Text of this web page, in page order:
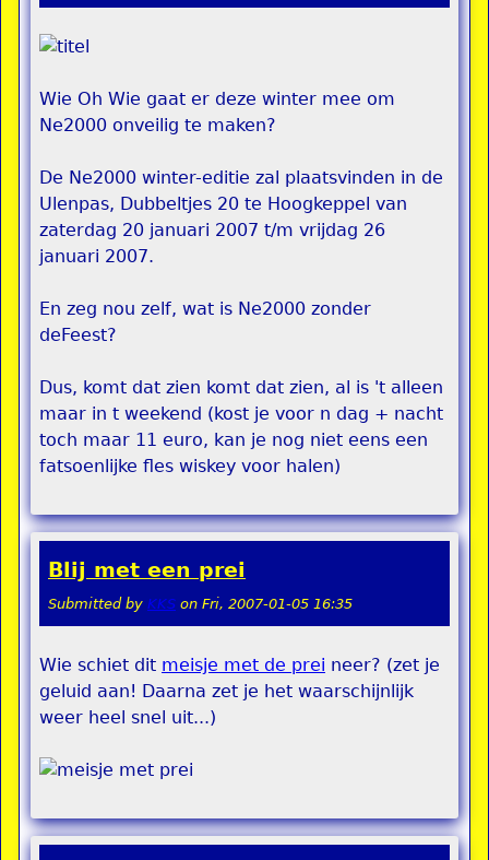
Wie Oh Wie gaat er deze winter mee om
Ne2000 onveilig te maken?
De Ne2000 winter-editie zal plaatsvinden in de
Ulenpas, Dubbeltjes 20 te Hoogkeppel van
zaterdag 20 januari 2007 t/m vrijdag 26
januari 2007.
En zeg nou zelf, wat is Ne2000 zonder
deFeest?
Dus, komt dat zien komt dat zien, al is 't alleen
maar in t weekend (kost je voor n dag + nacht
toch maar 11 euro, kan je nog niet eens een
fatsoenlijke fles wiskey voor halen)
Blij met een prei
Submitted by KKS on Fri, 2007-01-05 16:35
Wie schiet dit meisje met de prei neer? (zet je
geluid aan! Daarna zet je het waarschijnlijk
weer heel snel uit...)